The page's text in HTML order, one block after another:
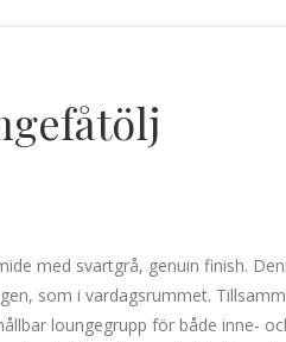
med svartgrå, genuin finish.
som i vardagsrummet.
loungegrupp för både inne-